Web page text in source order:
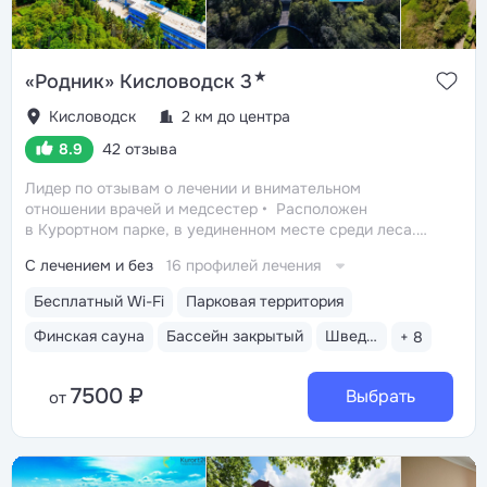
«Родник» Кисловодск 3★
Кисловодск
2 км до центра
8.9
42 отзыва
Лидер по отзывам о лечении и внимательном
отношении врачей и медсестер
Расположен
в Курортном парке, в уединенном месте среди леса.
выходят на лес: тишина, чистый воздух, пение птиц
Удобный выход в Нижний и Верхний парки:
в 15 минутах ходьбы вниз — Стеклянная струя
и Колоннада, вверх — Канатка и Долина роз.
Бювет с минеральной водой трех
курортов: «Нарзан общий» (Кисловодск),
«Славяновская» (Железноводск), «Ессентуки-4»
Бесплатный Wi-Fi
Парковая территория
Финская сауна
Бассейн закрытый Шведский стол + 8
С лечением и без 16 профилей лечения
от 7500 ₽ Выбрать